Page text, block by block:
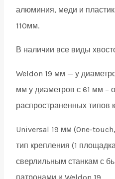
алюминия, меди и
110мм.
В наличии все виды
Weldon 19 мм — у
мм у диаметров с 61 мм –
распространенных типов
Universal 19 мм (One-
тип крепления (1
сверлильным станкам с